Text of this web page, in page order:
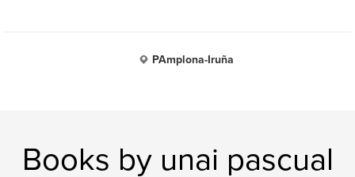
PAmplona-Iruña
Books by unai pascual